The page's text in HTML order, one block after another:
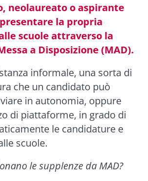
neolaureato o aspirante
la propria
scuole attraverso la
a Disposizione (MAD).
informale, una sorta di
che un candidato può
in autonomia, oppure
di piattaforme, in grado di
le candidature e
scuole.
le supplenze da MAD?